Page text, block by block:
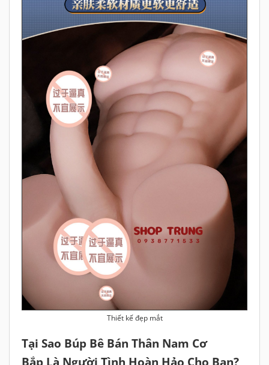
Thiết kế đẹp mắt
Tại Sao Búp Bê Bán Thân Nam Cơ